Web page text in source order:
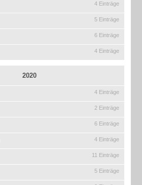
4 Einträge
5 Einträge
6 Einträge
4 Einträge
2020
4 Einträge
2 Einträge
6 Einträge
4 Einträge
11 Einträge
5 Einträge